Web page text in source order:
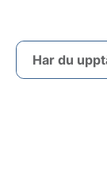
Har du